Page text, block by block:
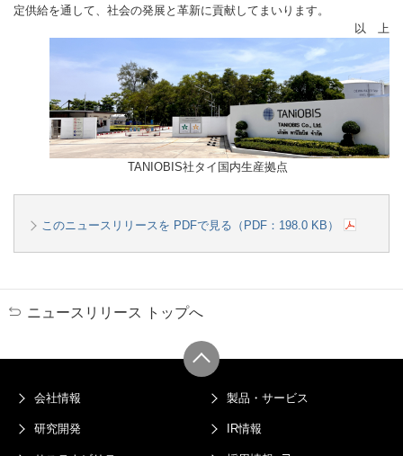
定供給を通して、社会の発展と革新に貢献してまいります。
以 上
TANIOBIS社タイ国内生産拠点
このニュースリリースを PDFで見る（PDF：198.0 KB）
ニュースリリース トップへ
会社情報 製品・サービス
研究開発 IR情報